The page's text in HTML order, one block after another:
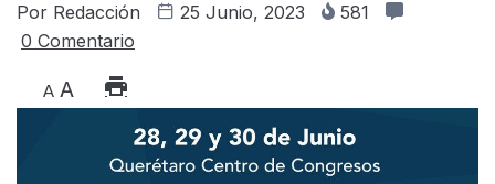
Por Redacción 25 Junio, 2023
581
0 Comentario
A A